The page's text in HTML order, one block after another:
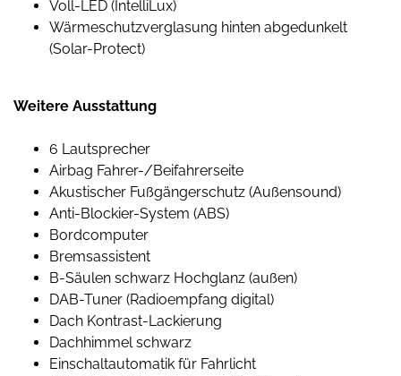
Voll-LED (IntelliLux)
Wärmeschutzverglasung hinten abgedunkelt
(Solar-Protect)
Weitere Ausstattung
6 Lautsprecher
Airbag Fahrer-/Beifahrerseite
Akustischer Fußgängerschutz (Außensound)
Anti-Blockier-System (ABS)
Bordcomputer
Bremsassistent
B-Säulen schwarz Hochglanz (außen)
DAB-Tuner (Radioempfang digital)
Dach Kontrast-Lackierung
Dachhimmel schwarz
Einschaltautomatik für Fahrlicht